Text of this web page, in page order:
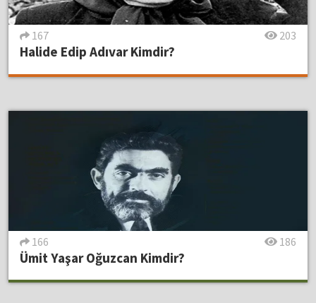
167 203
Halide Edip Adıvar Kimdir?
166 186
Ümit Yaşar Oğuzcan Kimdir?